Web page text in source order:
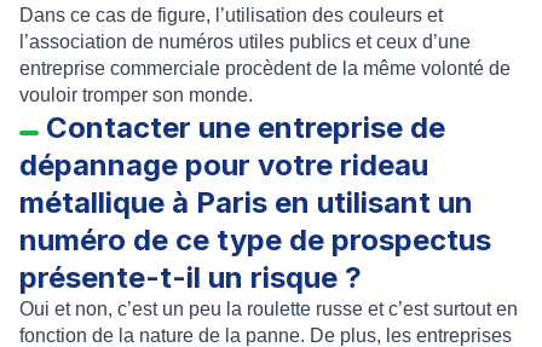
Dans ce cas de figure, l’utilisation des couleurs et
l’association de numéros utiles publics et ceux d’une
entreprise commerciale procèdent de la même volonté de
vouloir tromper son monde.
Contacter une entreprise de
dépannage pour votre rideau
métallique à Paris en utilisant un
numéro de ce type de prospectus
présente-t-il un risque ?
Oui et non, c’est un peu la roulette russe et c’est surtout en
fonction de la nature de la panne. De plus, les entreprises